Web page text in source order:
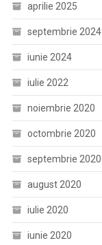
aprilie 2025
septembrie 2024
iunie 2024
iulie 2022
noiembrie 2020
octombrie 2020
septembrie 2020
august 2020
iulie 2020
iunie 2020